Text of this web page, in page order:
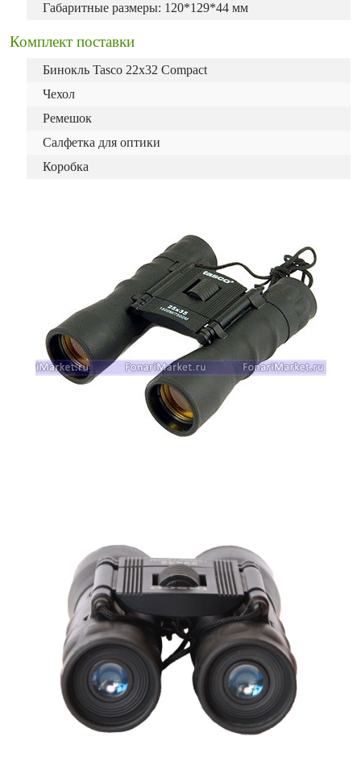
Габаритные размеры: 120*129*44 мм
Комплект поставки
Бинокль Tasco 22x32 Compact
Чехол
Ремешок
Салфетка для оптики
Коробка